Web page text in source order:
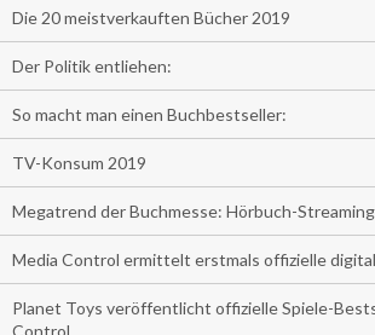
Die 20 meistverkauften Bücher 2019
Der Politik entliehen:
So macht man einen Buchbestseller:
TV-Konsum 2019
Megatrend der Buchmesse: Hörbuch-
Media Control ermittelt erstmals offizielle
Planet Toys veröffentlicht offizielle Spiele-